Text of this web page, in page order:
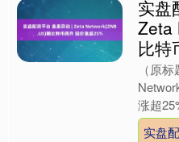
实盘
Zeta
比特
（原
涨超
APP获
实盘